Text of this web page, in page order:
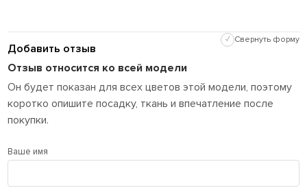
Добавить отзыв
✓ Свернуть форму
Отзыв относится ко всей модели
Он будет показан для всех цветов этой модели, поэтому
коротко опишите посадку, ткань и впечатление после
покупки.
Ваше имя